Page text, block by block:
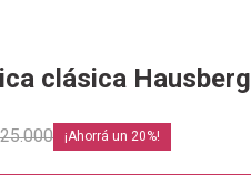
clásica Hausberg
20